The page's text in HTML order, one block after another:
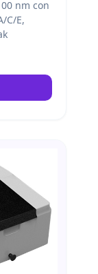
nm con
C/E,